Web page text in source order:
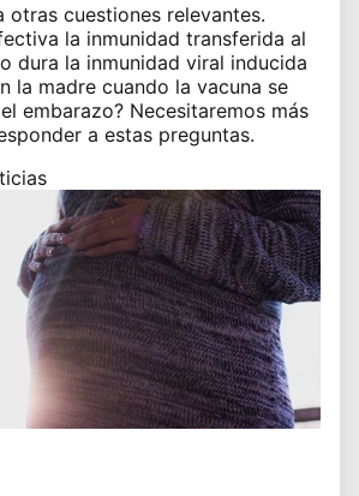
otras cuestiones relevantes.
la inmunidad transferida al
dura la inmunidad viral inducida
la madre cuando la vacuna se
embarazo? Necesitaremos más
a estas preguntas.